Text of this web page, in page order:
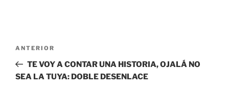
entradas
Entrada
anterior:
ANTERIOR
TE VOY A CONTAR UNA HISTORIA, OJALÁ NO
SEA LA TUYA: DOBLE DESENLACE